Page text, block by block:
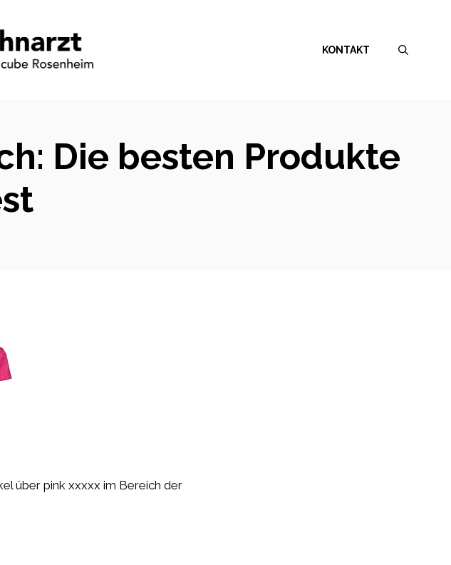
KONTAKT
Die besten Produkte
über pink xxxxx im Bereich der